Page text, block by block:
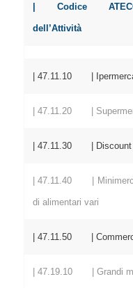
| Codice
| 47.11.10 |
| 47.11.20 |
| 47.11.30 | Discount
| 47.11.40 |
di alimentari vari
| 47.11.50 |
| 47.19.10 | Grandi